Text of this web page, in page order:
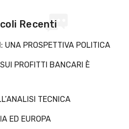
Recenti
UNA PROSPETTIVA POLITICA
PROFITTI BANCARI È
TECNICA
ED EUROPA